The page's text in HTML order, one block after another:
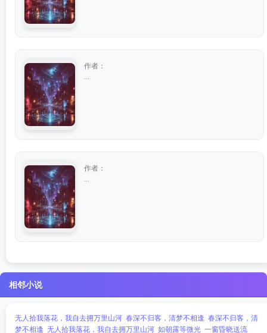
作者：
作者：
相邻小说
无人拾我落花，我自去拥万里山河 春深不归客，清梦不相逢 春深不归客，清
梦不相逢 无人拾我落花，我自去拥万里山河 如朝露等微光 一窗昏晓送流